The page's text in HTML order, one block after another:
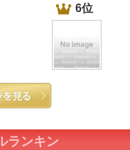
6位
ランキン